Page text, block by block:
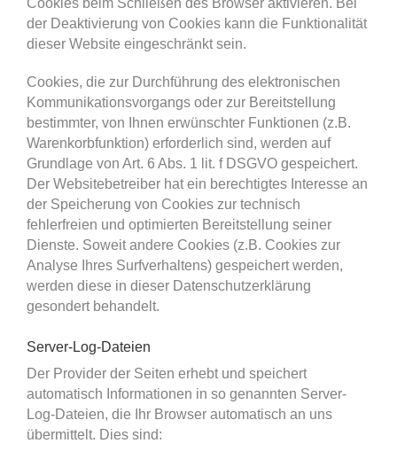
der Deaktivierung von Cookies kann die Funktionalität
dieser Website eingeschränkt sein.
Cookies, die zur Durchführung des elektronischen
Kommunikationsvorgangs oder zur Bereitstellung
bestimmter, von Ihnen erwünschter Funktionen (z.B.
Warenkorbfunktion) erforderlich sind, werden auf
Grundlage von Art. 6 Abs. 1 lit. f DSGVO gespeichert.
Der Websitebetreiber hat ein berechtigtes Interesse an
der Speicherung von Cookies zur technisch
fehlerfreien und optimierten Bereitstellung seiner
Dienste. Soweit andere Cookies (z.B. Cookies zur
Analyse Ihres Surfverhaltens) gespeichert werden,
werden diese in dieser Datenschutzerklärung
gesondert behandelt.
Server-Log-Dateien
Der Provider der Seiten erhebt und speichert
automatisch Informationen in so genannten Server-
Log-Dateien, die Ihr Browser automatisch an uns
übermittelt. Dies sind: